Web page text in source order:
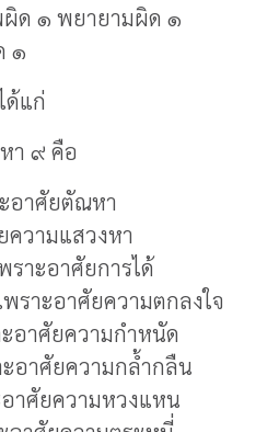
ผิด ๑ พยายามผิด ๑
๑
ด้แก่
า ๙ คือ
อาศัยตัณหา
ความแสวงหา
ราะอาศัยการได้
ราะอาศัยความตกลงใจ
อาศัยความกำหนัด
อาศัยความกล้ำกลืน
าศัยความหวงแหน